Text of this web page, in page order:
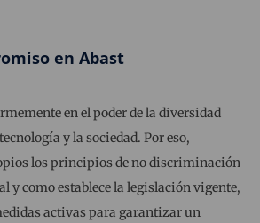
en Abast
en el poder de la diversidad
y la sociedad. Por eso,
los principios de no discriminación
y como establece la legislación vigente,
activas para garantizar un